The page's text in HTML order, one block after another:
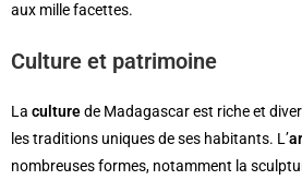
aux mille facettes.
Culture et patrimoine
La culturede Madagascar est riche et
les traditions uniques de ses habitants. L’
nombreuses formes, notamment la